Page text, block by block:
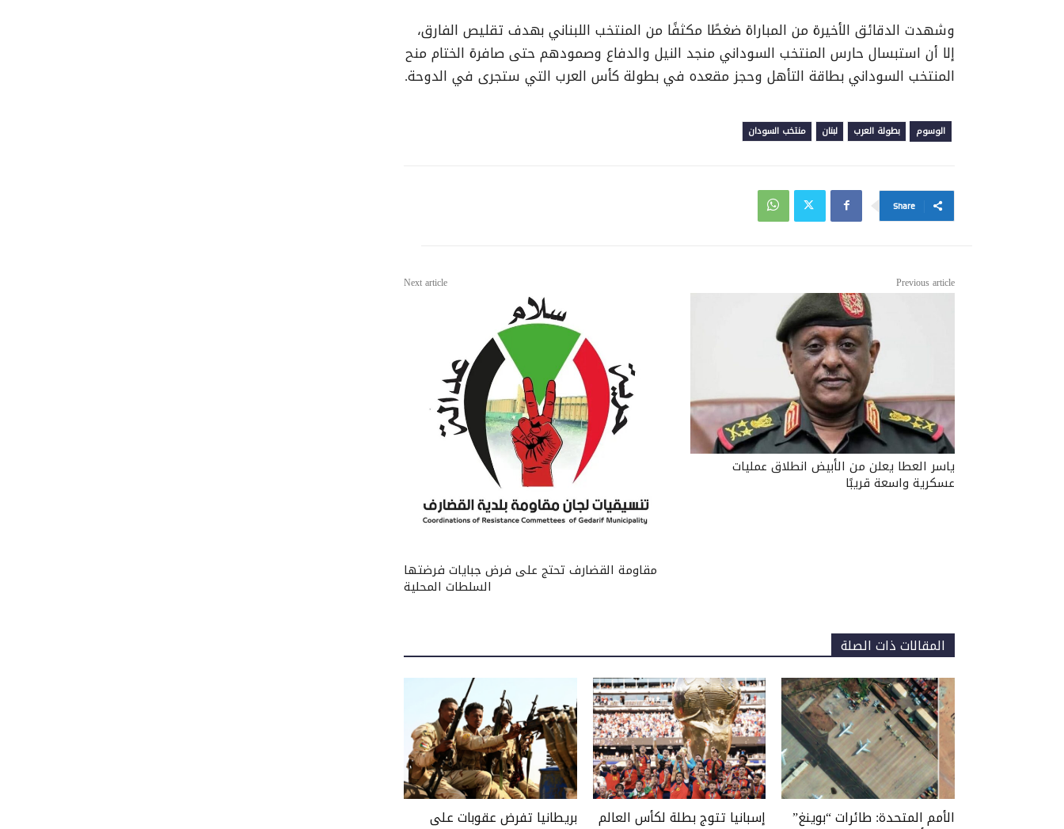
وشهدت الدقائق الأخيرة من المباراة ضغطًا مكثفًا من المنتخب اللبناني بهدف تقليص الفارق،
إلا أن استبسال حارس المنتخب السوداني منجد النيل والدفاع وصمودهم حتى صافرة الختام منح
المنتخب السوداني بطاقة التأهل وحجز مقعده في بطولة كأس العرب التي ستجرى في الدوحة.
الوسوم بطولة العرب لبنان منتخب السودان
Share
Previous article
ياسر العطا يعلن من الأبيض انطلاق عمليات
عسكرية واسعة قريبًا
Next article
مقاومة القضارف تحتج على فرض جبايات فرضتها
السلطات المحلية
المقالات ذات الصلة
الأمم المتحدة: طائرات “بوينغ” إسبانيا تتوج بطلة لكأس العالم بريطانيا تفرض عقوبات على